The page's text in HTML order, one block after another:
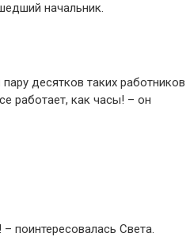
начальник.
десятков таких работников
работает, как часы! – он
поинтересовалась Света.